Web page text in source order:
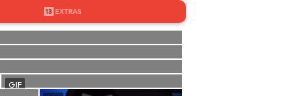
13 EXTRAS